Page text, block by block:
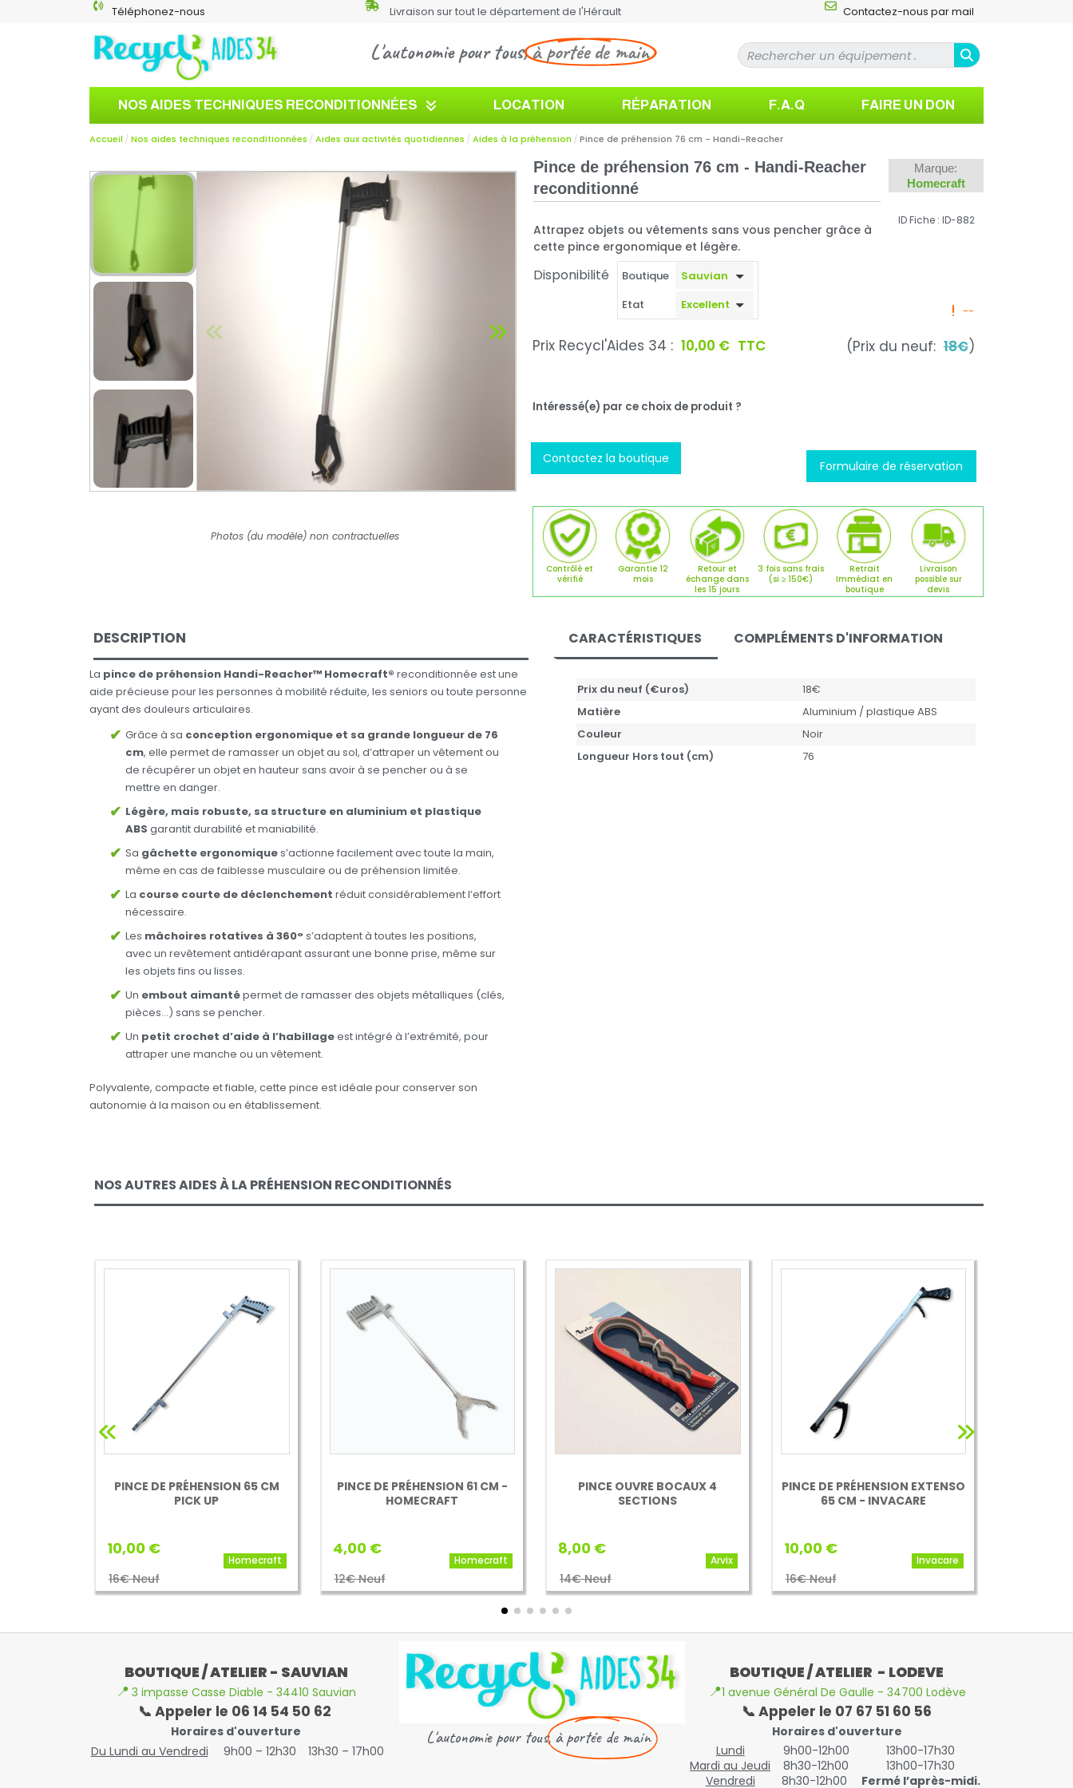
Téléphonez-nous Livraison sur tout le département de l'Hérault Contactez-nous par mail
L'autonomie pour tous,à portée de main
NOS AIDES TECHNIQUES RECONDITIONNÉES LOCATION RÉPARATION F.A.Q FAIRE UN DON
Accueil Nos aides techniques reconditionnées Aides aux activités quotidiennes Aides à la préhension Pince de préhension 76 cm - Handi-Reacher
Photos (du modèle) non contractuelles
Pince de préhension 76 cm - Handi-Reacher
reconditionné
Attrapez objets ou vêtements sans vous pencher grâce à
cette pince ergonomique et légère.
Marque:
Homecraft
ID Fiche : ID-882
Disponibilité
Boutique
Etat
--
Prix Recycl'Aides 34 : 10,00 € TTC (Prix du neuf:18€)
Intéressé(e) par ce choix de produit ?
Contactez la boutique Formulaire de réservation
Contrôlé et
vérifié
Garantie 12
mois
Retour et
échange dans
les 15 jours
3 fois sans frais
(si ≥ 150€)
Retrait
Immédiat en
boutique
Livraison
possible sur
devis
DESCRIPTION
La pince de préhension Handi-Reacher™ Homecraft® reconditionnée est une
aide précieuse pour les personnes à mobilité réduite, les seniors ou toute personne
ayant des douleurs articulaires.
Grâce à sa conception ergonomique et sa grande longueur de 76
cm, elle permet de ramasser un objet au sol, d’attraper un vêtement ou
de récupérer un objet en hauteur sans avoir à se pencher ou à se
mettre en danger.
Légère, mais robuste, sa structure en aluminium et plastique
ABS garantit durabilité et maniabilité.
Sa gâchette ergonomiques’actionne facilement avec toute la main,
même en cas de faiblesse musculaire ou de préhension limitée.
La course courte de déclenchement réduit considérablement l’effort
nécessaire.
Les mâchoires rotatives à 360° s’adaptent à toutes les positions,
avec un revêtement antidérapant assurant une bonne prise, même sur
les objets fins ou lisses.
Un embout aimantépermet de ramasser des objets métalliques (clés,
pièces…) sans se pencher.
Un petit crochet d’aide à l’habillageest intégré à l’extrémité, pour
attraper une manche ou un vêtement.
Polyvalente, compacte et fiable, cette pince est idéale pour conserver son
autonomie à la maison ou en établissement.
CARACTÉRISTIQUES COMPLÉMENTS D'INFORMATION
Prix du neuf (€uros)
18€
Matière
Aluminium / plastique ABS
Couleur
Noir
Longueur Hors tout (cm)
76
NOS AUTRES AIDES À LA PRÉHENSION RECONDITIONNÉS
PINCE DE PRÉHENSION 61 CM -
HOMECRAFT
4,00 €
12€ Neuf
Homecraft
PINCE OUVRE BOCAUX 4
SECTIONS
8,00 €
14€ Neuf
Arvix
PINCE DE PRÉHENSION EXTENSO
65 CM - INVACARE
10,00 €
16€ Neuf
Invacare
PINCE DE PRÉHENSION DELTA
SPORT 67 CM -
10,00 €
17€ Neuf
Delta-Sport
BOUTIQUE / ATELIER - SAUVIAN
📍 3 impasse Casse Diable - 34410 Sauvian
📞 Appeler le 06 14 54 50 62
Horaires d'ouverture
Du Lundi au Vendredi
9h00 – 12h30 13h30 – 17h00
L'autonomie pour tous,à portée de main
BOUTIQUE / ATELIER - LODEVE
📍1 avenue Général De Gaulle - 34700 Lodève
📞 Appeler le 07 67 51 60 56
Horaires d'ouverture
Lundi
9h00-12h00
13h00-17h30
Mardi au Jeudi
8h30-12h00
13h00-17h30
Vendredi
8h30-12h00 Fermé l’après-midi.